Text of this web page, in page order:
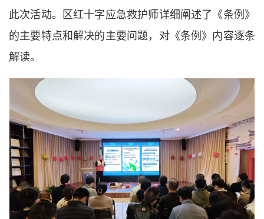
此次活动。区红十字应急救护师详细阐述了《条例》
的主要特点和解决的主要问题，对《条例》内容逐条
解读。